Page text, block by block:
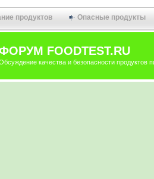
продуктов Опасные продукты
FOODTEST.RU
качества и безопасности продуктов